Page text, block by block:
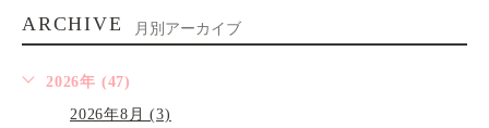
ARCHIVE 月別アーカイブ
2026年 (47)
2026年8月 (3)